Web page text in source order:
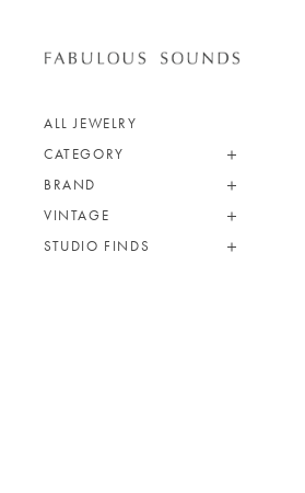
ALL JEWELRY
CATEGORY
BRAND
VINTAGE
STUDIO FINDS